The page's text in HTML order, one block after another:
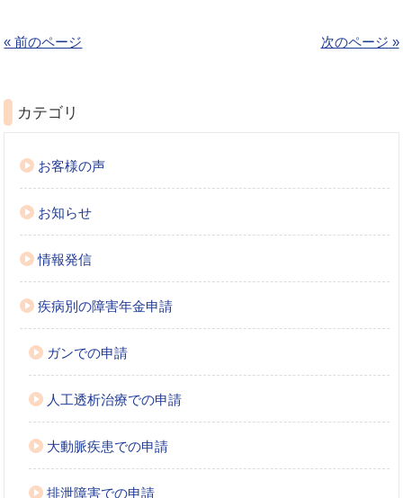
« 前のページ 次のページ »
カテゴリ
お客様の声
お知らせ
情報発信
疾病別の障害年金申請
ガンでの申請
人工透析治療での申請
大動脈疾患での申請
排泄障害での申請